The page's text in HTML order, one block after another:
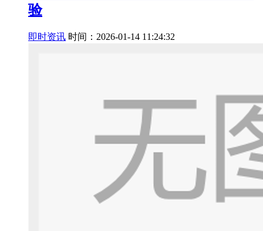
验
即时资讯 时间：2026-01-14 11:24:32